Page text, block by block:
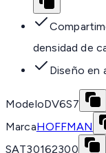
densidad de
Diseño en
ModeloDV6S7
MarcaHOFFMAN
SAT30162300